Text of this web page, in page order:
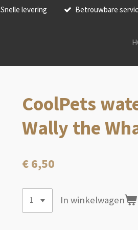
Snelle levering Betrouwbare
CoolPets
Wally the
€ 6,50
In winkelwagen